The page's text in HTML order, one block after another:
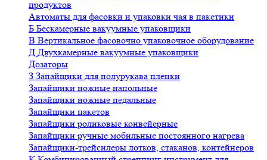
продуктов
Автоматы для фасовки и упаковки чая в пакетики
Б Бескамерные вакуумные упаковщики
В Вертикальное фасовочно упаковочное оборудование
Д Двухкамерные вакуумные упаковщики
Дозаторы
З Запайщики для полурукава пленки
Запайщики ножные напольные
Запайщики ножные педальные
Запайщики пакетов
Запайщики роликовые конвейерные
Запайщики ручные мобильные постоянного нагрева
Запайщики-трейсилеры лотков, стаканов, контейнеров